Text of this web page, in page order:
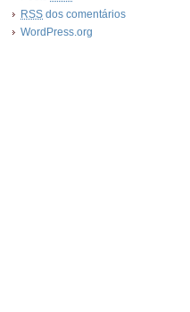
RSS dos comentários
WordPress.org